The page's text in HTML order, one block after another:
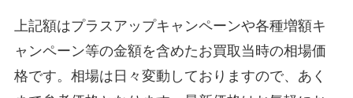
上記額はプラスアップキャンペーンや各種増額キ
ャンペーン等の金額を含めたお買取当時の相場価
格です。相場は日々変動しておりますので、あく